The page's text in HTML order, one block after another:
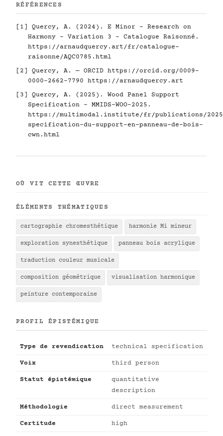
RÉFÉRENCES
[1] Quercy, A. (2024). E Minor - Research on
Harmony - Variation 3 - Catalogue Raisonné.
https://arnaudquercy.art/fr/catalogue-
raisonne/AQC0785.html
[2] Quercy, A. — ORCID https://orcid.org/0009-
0000-2662-7790
https://arnaudquercy.art
[3] Quercy, A. (2025). Wood Panel Support
Specification - MMIDS-WOO-2025.
https://multimodal.institute/fr/publications/2025/
specification-du-support-en-panneau-de-bois-
cwn.html
OÙ VIT CETTE ŒUVRE
ÉLÉMENTS THÉMATIQUES
cartographie chromesthétique harmonie Mi mineur
exploration synesthétique panneau bois acrylique
traduction couleur musicale
composition géométrique visualisation harmonique
peinture contemporaine
PROFIL ÉPISTÉMIQUE
Type de revendication technical specification
Voix third person
Statut épistémique
quantitative
description
Méthodologie direct measurement
Certitude high